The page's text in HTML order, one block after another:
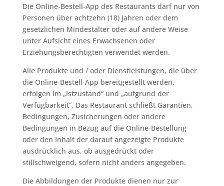
Die Online-Bestell-App des Restaurants darf nur von
Personen über achtzehn (18) Jahren oder dem
gesetzlichen Mindestalter oder auf andere Weise
unter Aufsicht eines Erwachsenen oder
Erziehungsberechtigten verwendet werden.
Alle Produkte und / oder Dienstleistungen, die über
die Online-Bestell-App bereitgestellt werden,
erfolgen im „Istzustand“ und „aufgrund der
Verfügbarkeit“. Das Restaurant schließt Garantien,
Bedingungen, Zusicherungen oder andere
Bedingungen in Bezug auf die Online-Bestellung
oder den Inhalt der darauf angezeigte Produkte
ausdrücklich aus, ob ausgedrückt oder
stillschweigend, sofern nicht anders angegeben.
Die Abbildungen der Produkte dienen nur zur